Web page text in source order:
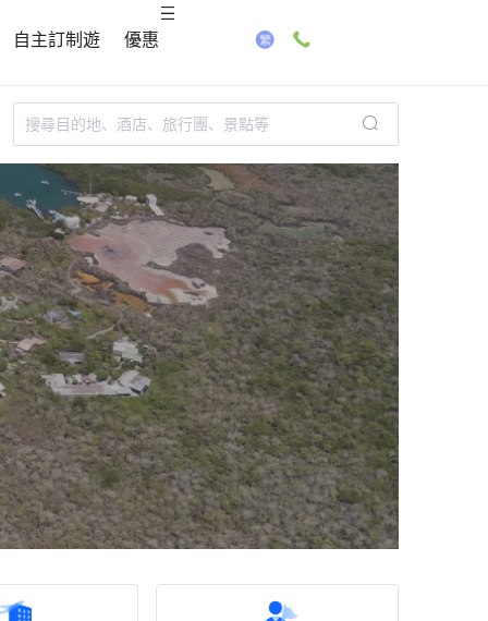
自主訂制遊 優惠